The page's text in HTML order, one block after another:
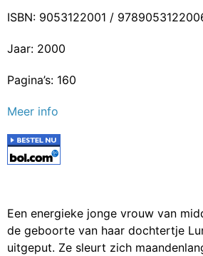
ISBN: 9053122001 /
Jaar: 2000
Pagina’s: 160
Meer info
Een energieke jonge vrouw van
de geboorte van haar dochtertje
uitgeput. Ze sleurt zich